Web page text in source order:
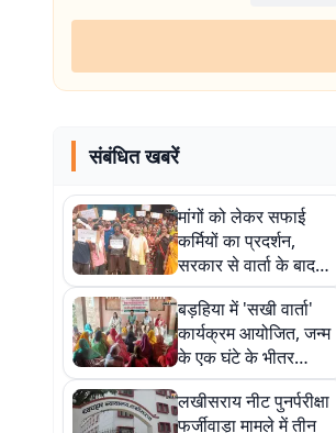
संबंधित खबरें
मांगों को लेकर सफाई
कर्मियों का प्रदर्शन,
सरकार से वार्ता के बाद
प्रदेशव्यापी हड़ताल वापस
बड़हिया में 'सखी वार्ता'
कार्यक्रम आयोजित, जन्म
के एक घंटे के भीतर
स्तनपान कराने पर दिया
गया जोर
लखीसराय नीट पुनर्परीक्षा
फर्जीवाड़ा मामले में तीन